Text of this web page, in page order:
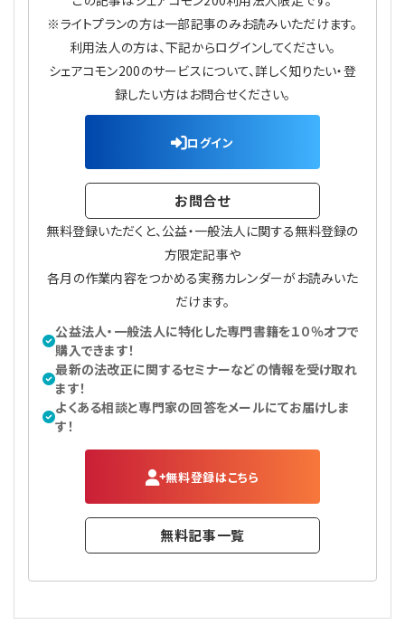
※ライトプランの方は一部記事のみお読みいただけます。
利用法人の方は、下記からログインしてください。
シェアコモン200のサービスについて、詳しく知りたい・登
録したい方はお問合せください。
ログイン
お問合せ
無料登録いただくと、公益・一般法人に関する無料登録の
方限定記事や
各月の作業内容をつかめる実務カレンダーがお読みいた
だけます。
公益法人・一般法人に特化した専門書籍を１０％オフで
購入できます！
最新の法改正に関するセミナーなどの情報を受け取れ
ます！
よくある相談と専門家の回答をメールにてお届けしま
す！
無料登録はこちら
無料記事一覧